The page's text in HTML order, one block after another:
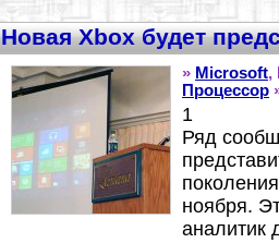
Новая Xbox будет
» Microsoft,
Процессор
1
Ряд
ноября.
аналитик